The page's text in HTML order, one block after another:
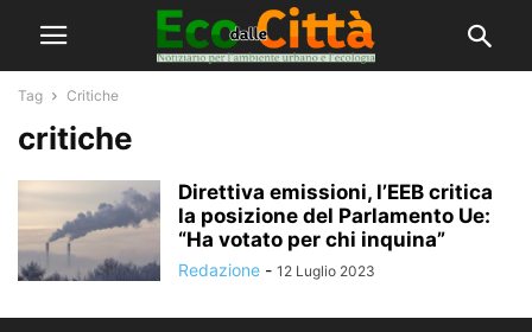
Tag Critiche
critiche
Direttiva emissioni, l’EEB critica
la posizione del Parlamento Ue:
“Ha votato per chi inquina”
Redazione - 12 Luglio 2023